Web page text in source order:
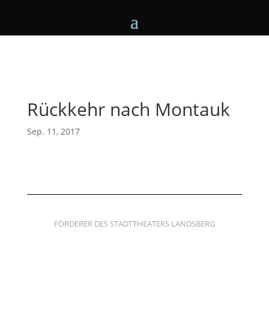
Rückkehr nach Montauk
Sep. 11, 2017
FÖRDERER DES STADTTHEATERS LANDSBERG